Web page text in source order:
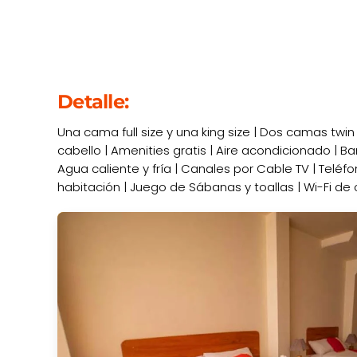
Detalle:
Una cama full size y una king size | Dos camas
cabello | Amenities gratis | Aire acondicionado |
Agua caliente y fría | Canales por Cable TV |
habitación | Juego de Sábanas y toallas | Wi-Fi de